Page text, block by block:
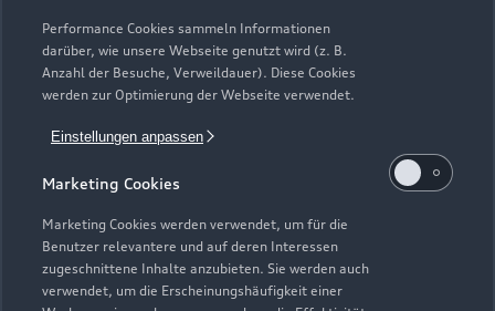
Performance Cookies sammeln Informationen
darüber, wie unsere Webseite genutzt wird (z. B.
Anzahl der Besuche, Verweildauer). Diese Cookies
werden zur Optimierung der Webseite verwendet.
Einstellungen anpassen
Marketing Cookies
Marketing Cookies werden verwendet, um für die
Benutzer relevantere und auf deren Interessen
zugeschnittene Inhalte anzubieten. Sie werden auch
verwendet, um die Erscheinungshäufigkeit einer
Elektromodelle
Plug-in-Hybride
Neuwagensuche
Gebrauchtwagensuche
Geschäftskunden
Service & Zubehör
Saisonale Angebote
Audi Services
Garantie
Audi digital services
myAudi
Support
Audi Code
Häufige Fragen (FAQ)
Über Audi
Unternehmen
Karriere